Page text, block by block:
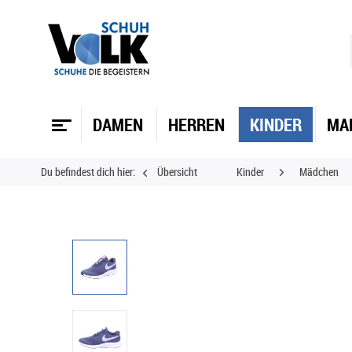
DAMEN HERREN KINDER
Du befindest dich hier: Übersicht Kinder Mädchen